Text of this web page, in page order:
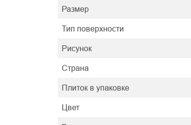
Размер
Тип поверхности
Рисунок
Страна
Плиток в упаковке
Цвет